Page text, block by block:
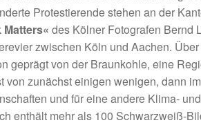
Protestierende stehen an der
Matters« des Kölner Fotografen Bernd
zwischen Köln und Aachen.
geprägt von der Braunkohle, eine
von zunächst einigen wenigen, dann
und für eine andere Klima-
enthält mehr als 100 Schwarzweiß-